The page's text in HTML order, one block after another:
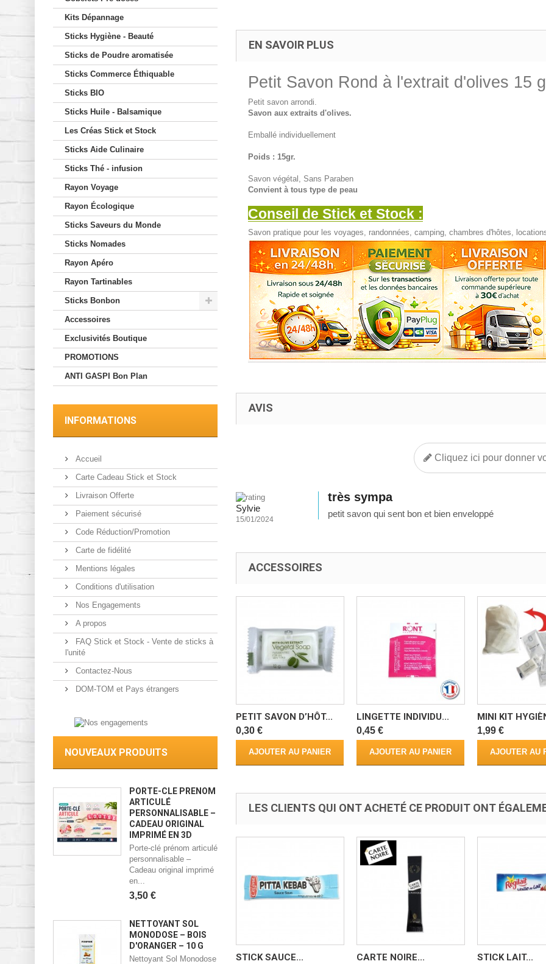
Kits Dépannage
Sticks Hygiène - Beauté
Sticks de Poudre aromatisée
Sticks Commerce Éthiquable
Sticks BIO
Sticks Huile - Balsamique
Les Créas Stick et Stock
Sticks Aide Culinaire
Sticks Thé - infusion
Rayon Voyage
Rayon Écologique
Sticks Saveurs du Monde
Sticks Nomades
Rayon Apéro
Rayon Tartinables
Sticks Bonbon
Accessoires
Exclusivités Boutique
PROMOTIONS
ANTI GASPI Bon Plan
INFORMATIONS
Accueil
Carte Cadeau Stick et Stock
Livraison Offerte
Paiement sécurisé
Code Réduction/Promotion
Carte de fidélité
Mentions légales
Conditions d'utilisation
Nos Engagements
A propos
FAQ Stick et Stock - Vente de sticks à
l'unité
Contactez-Nous
DOM-TOM et Pays étrangers
NOUVEAUX PRODUITS
PORTE-CLÉ PRÉNOM
ARTICULÉ
PERSONNALISABLE –
CADEAU ORIGINAL
IMPRIMÉ EN 3D
Porte-clé prénom articulé
personnalisable –
Cadeau original imprimé
en...
3,50 €
NETTOYANT SOL
MONODOSE – BOIS
D'ORANGER – 10 G
Nettoyant Sol Monodose
EN SAVOIR PLUS
Petit Savon Rond à l'extrait d'olives 15 g
Petit savon arrondi.
Savon aux extraits d'olives.
Emballé individuellement
Poids : 15gr.
Savon végétal, Sans Paraben
Convient à tous type de peau
Conseil de Stick et Stock :
Savon pratique pour les voyages, randonnées, camping, chambres d'hôtes,
AVIS
Cliquez ici pour donner
Sylvie
15/01/2024
très sympa
petit savon qui sent bon et bien enveloppé
ACCESSOIRES
PETIT SAVON D’HÔT...
0,30 €
AJOUTER AU PANIER
LINGETTE INDIVIDU...
0,45 €
AJOUTER AU PANIER
MINI KIT
1,99 €
AJOUTER AU
LES CLIENTS QUI ONT ACHETÉ CE PRODUIT ONT
STICK SAUCE... CARTE NOIRE... STICK LAIT...